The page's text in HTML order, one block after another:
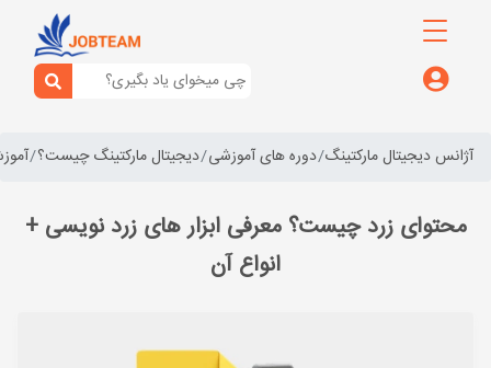
آژانس دیجیتال مارکتینگ دوره های آموزشی دیجیتال مارکتینگ چیست؟
محتوای زرد چیست؟ معرفی ابزار های زرد نویسی +
انواع آن